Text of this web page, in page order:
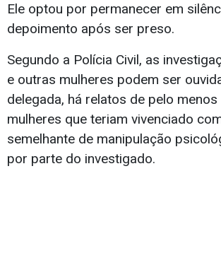
Ele optou por permanecer em
depoimento após ser preso.
Segundo a Polícia Civil, as
e outras mulheres podem ser
delegada, há relatos de pelo
mulheres que teriam vivenciado
semelhante de manipulação
por parte do investigado.